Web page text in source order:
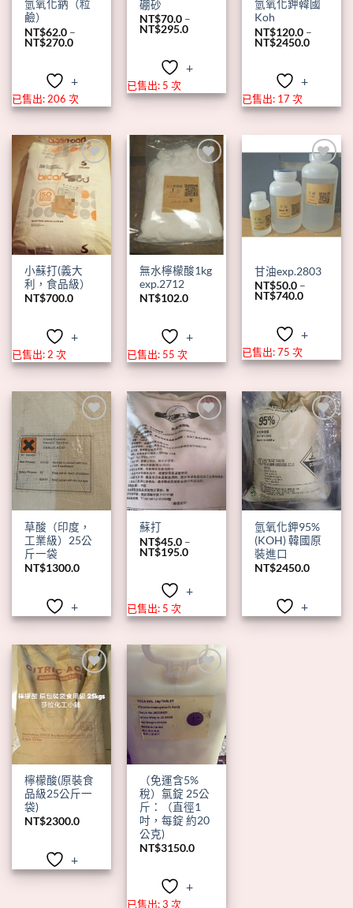
氫氧化鈉（粒
鹼）
NT$62.0 –
NT$270.0價
NT$62.0
到
NT$270.0
+
已售出: 206 次
硼砂
NT$70.0 –
NT$295.0價
NT$70.0
NT$295.0
+
已售出: 5 次
氫氧化鉀韓國
Koh
NT$120.0 –
NT$2450.0價
+
已售出: 17 次
小蘇打(義大
利，食品級）
NT$700.0
+
已售出: 2 次
+
無水檸檬酸1kg
exp.2712
NT$102.0
+
已售出: 55 次
甘油exp.2803
NT$50.0 –
NT$740.0價
NT$50.0
+
已售出: 75 次
草酸（印度，
工業級）25公
斤一袋
NT$1300.0
+
蘇打
NT$45.0 –
NT$195.0價
NT$45.0
+
已售出: 5 次
+
氫氧化鉀95%
(KOH) 韓國原
裝進口
NT$2450.0
+
檸檬酸(原裝食
品級25公斤一
袋)
NT$2300.0
+
（免運含5%
稅）氯錠 25公
斤：（直徑1
吋，每錠 約20
公克)
NT$3150.0
+
已售出: 3 次